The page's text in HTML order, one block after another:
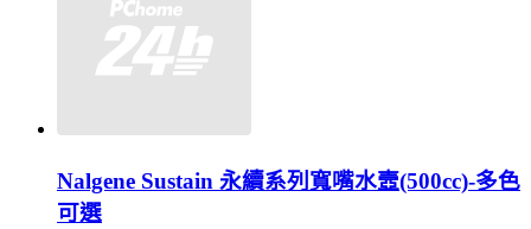
Nalgene Sustain 永續系列寬嘴水壼(500cc)-多色
可選